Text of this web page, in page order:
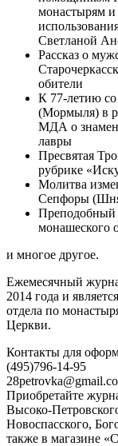
монастырям и
Светланой
Рассказ о
обители
К 77-летию
(Мормыля) в
МДА о
лавры
Пресвятая
рубрике
Молитва
Сепфоры
Преподобный
монашеского
и многое другое.
Ежемесячный
2014 года и
отдела по
Церкви.
Контакты для
(495)796-14-95
Приобретайте
Высоко-
Новоспасского,
также в магазине